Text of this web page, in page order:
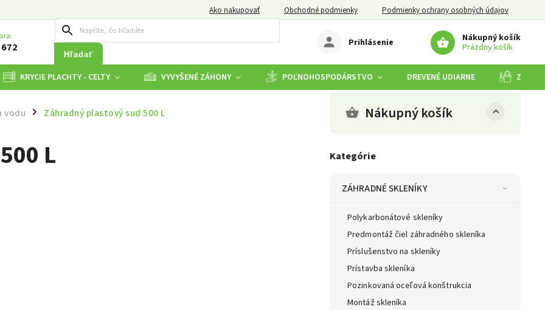
Ako nakupovať Obchodné podmienky Podmienky ochrany osobných údajov
Hľadať
Nákupný košík
Prázdny košík
Prihlásenie
KRYCIE PLACHTY - CELTY VYVYŠENÉ ZÁHONY POĽNOHOSPODÁRSTVO DREVENÉ UDIARNE
vodu / Záhradný plastový sud 500 L Nákupný košík
Kategórie
ZÁHRADNÉ SKLENÍKY
Polykarbonátové skleníky
Predmontáž čiel záhradného skleníka
Príslušenstvo na skleníky
Prístavba skleníka
Pozinkovaná oceľová konštrukcia
Montáž skleníka
L